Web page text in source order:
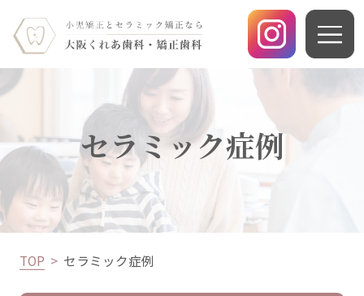
セラミック症例
TOP セラミック症例